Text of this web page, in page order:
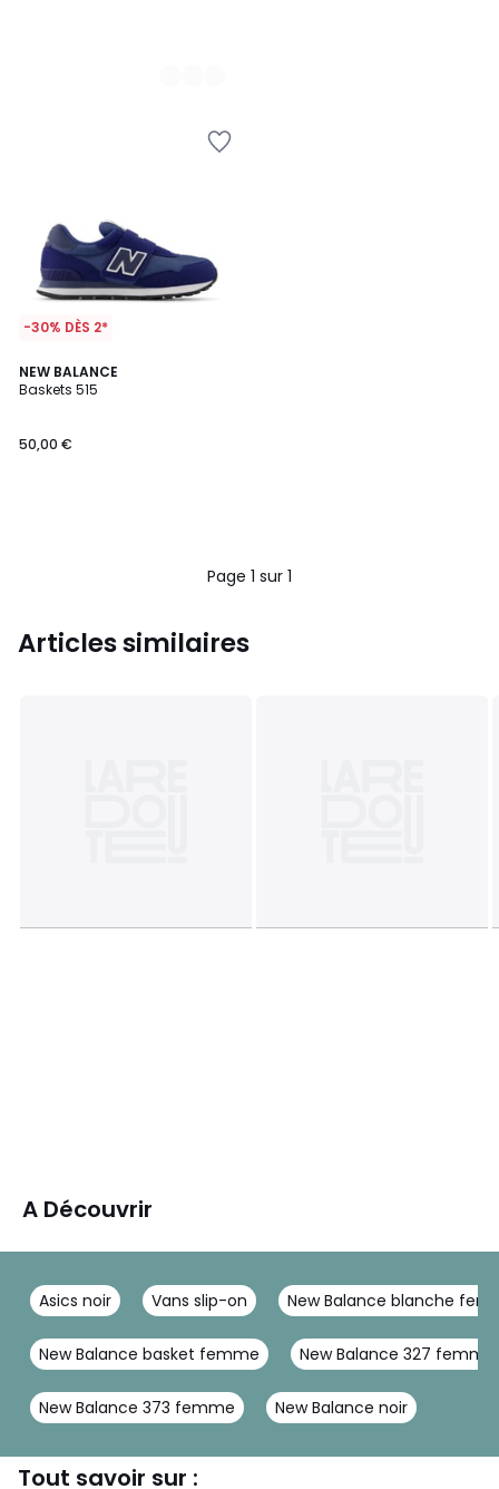
-30% DÈS 2*
NEW BALANCE
Baskets 515
50,00 €
Page 1 sur 1
Articles similaires
A Découvrir
Asics noir Vans slip-on New Balance blanche
New Balance basket femme New Balance 327 femme
New Balance 373 femme New Balance noir
Tout savoir sur :